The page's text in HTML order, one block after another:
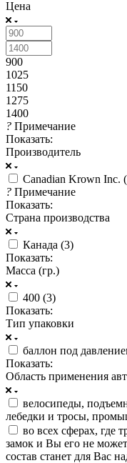
Цена
900
1025
1150
1275
1400
? Примечание
Показать:
Производитель
Canadian Krown Inc. (
? Примечание
Показать:
Страна производства
Канада (3)
Показать:
Масса (гр.)
400 (3)
Показать:
Тип упаковки
баллон под
Показать:
Область применения
велосипеды,
лебедки и тросы,
во всех сферах, где
замок и Вы его не
состав станет для Вас